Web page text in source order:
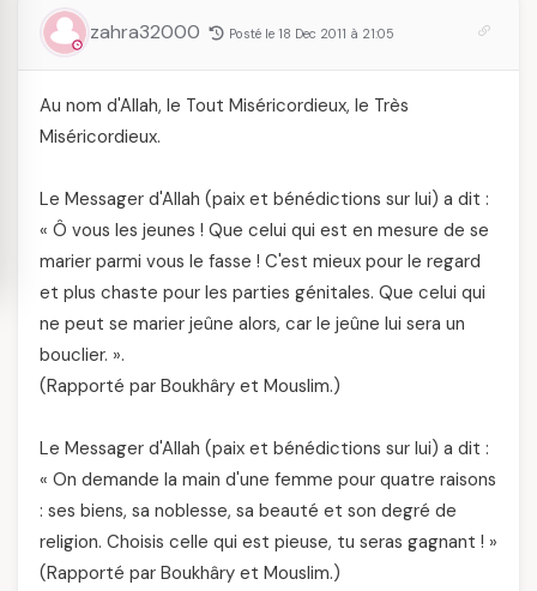
zahra32000 Posté le 18 Dec 2011 à 21:05
Au nom d'Allah, le Tout Miséricordieux, le Très
Miséricordieux.
Le Messager d'Allah (paix et bénédictions sur lui) a dit :
« Ô vous les jeunes ! Que celui qui est en mesure de se
marier parmi vous le fasse ! C'est mieux pour le regard
et plus chaste pour les parties génitales. Que celui qui
ne peut se marier jeûne alors, car le jeûne lui sera un
bouclier. ».
(Rapporté par Boukhâry et Mouslim.)
Le Messager d'Allah (paix et bénédictions sur lui) a dit :
« On demande la main d'une femme pour quatre raisons
: ses biens, sa noblesse, sa beauté et son degré de
religion. Choisis celle qui est pieuse, tu seras gagnant ! »
(Rapporté par Boukhâry et Mouslim.)